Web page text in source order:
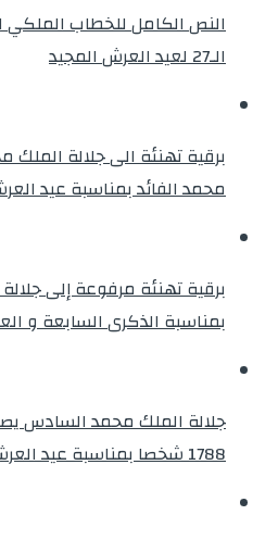
النص الكامل للخطاب
الـ27 لعيد العرش المجيد
برقية تهنئة الى جلالة
محمد الفائد بمناسبة عيد
برقية تهنئة مرفوعة إلى
بمناسبة الذكرى السابعة و
جلالة الملك محمد السادس
1788 شخصا بمناسبة عيد العرش المجيد